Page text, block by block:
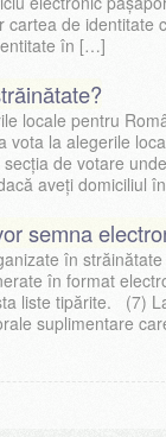
cartea de
în […]
locale pentru
vota la alegerile
de votare
aveți domiciliul
semna
în
în format
liste tipărite. (7)
suplimentare